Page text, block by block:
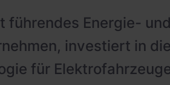
führendes Energie- und
investiert in die
für